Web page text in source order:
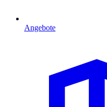
Angebote